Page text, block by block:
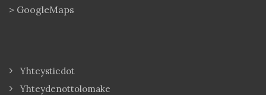
> GoogleMaps
Yhteystiedot
Yhteydenottolomake